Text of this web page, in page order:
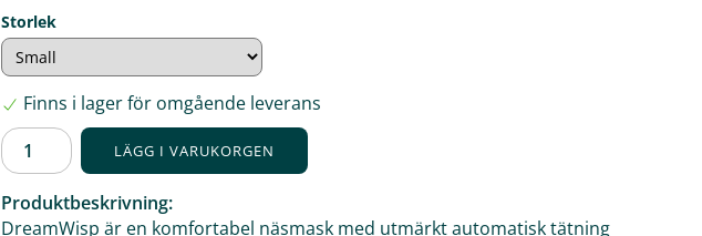
Storlek
Finns i lager för omgående leverans
LÄGG I VARUKORGEN
Produktbeskrivning:
DreamWisp är en komfortabel näsmask med utmärkt automatisk tätning